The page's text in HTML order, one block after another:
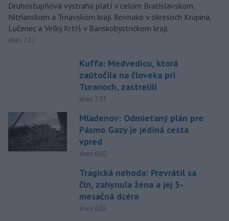
Druhostupňová výstraha platí v celom Bratislavskom,
Nitrianskom a Trnavskom kraji. Rovnako v okresoch Krupina,
Lučenec a Veľký Krtíš v Banskobystrickom kraji.
dnes 7:17
Kuffa: Medvedicu, ktorá
zaútočila na človeka pri
Turanoch, zastrelili
dnes 7:03
Mladenov: Odmietaný plán pre
Pásmo Gazy je jediná cesta
vpred
dnes 6:10
Tragická nehoda: Prevrátil sa
čln, zahynula žena a jej 5-
mesačná dcéra
dnes 6:05